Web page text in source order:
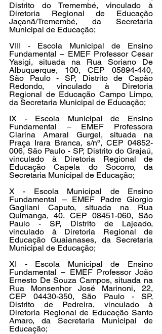
Distrito do Tremembé, vinculado à
Diretoria Regional de Educação
Jaçanã/Tremembé, da Secretaria
Municipal de Educação;
VIII - Escola Municipal de Ensino
Fundamental – EMEF Professor Cesar
Yasigi, situada na Rua Soriano De
Albuquerque, 100, CEP 05894-440,
São Paulo - SP, Distrito de Capão
Redondo, vinculado à Diretoria
Regional de Educação Campo Limpo,
da Secretaria Municipal de Educação;
IX - Escola Municipal de Ensino
Fundamental – EMEF Professora
Clarina Amaral Gurgel, situada na
Praça Irara Branca, s/nº, CEP 04852-
006, São Paulo - SP, Distrito do Grajaú,
vinculado à Diretoria Regional de
Educação Capela do Socorro, da
Secretaria Municipal de Educação;
X - Escola Municipal de Ensino
Fundamental – EMEF Padre Giorgio
Gagliani Caputo, situada na Rua
Quimanga, 40, CEP 08451-060, São
Paulo - SP, Distrito de Lajeado,
vinculado à Diretoria Regional de
Educação Guaianases, da Secretaria
Municipal de Educação;
XI - Escola Municipal de Ensino
Fundamental – EMEF Professor João
Ernesto De Souza Campos, situada na
Rua Monsenhor José Marinoni, 22,
CEP 04430-350, São Paulo - SP,
Distrito de Pedreira, vinculado à
Diretoria Regional de Educação Santo
Amaro, da Secretaria Municipal de
Educação;